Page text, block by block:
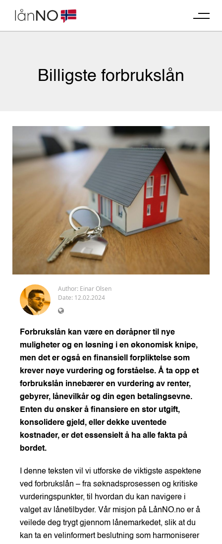
content
Billigste forbrukslån
Author: Einar Olsen
Date: 12.02.2024
Forbrukslån kan være en døråpner til nye
muligheter og en løsning i en økonomisk knipe,
men det er også en finansiell forpliktelse som
krever nøye vurdering og forståelse. Å ta opp et
forbrukslån innebærer en vurdering av renter,
gebyrer, lånevilkår og din egen betalingsevne.
Enten du ønsker å finansiere en stor utgift,
konsolidere gjeld, eller dekke uventede
kostnader, er det essensielt å ha alle fakta på
bordet.
I denne teksten vil vi utforske de viktigste aspektene
ved forbrukslån – fra søknadsprosessen og kritiske
vurderingspunkter, til hvordan du kan navigere i
valget av lånetilbyder. Vår misjon på LånNO.no er å
veilede deg trygt gjennom lånemarkedet, slik at du
kan ta en velinformert beslutning som harmoniserer